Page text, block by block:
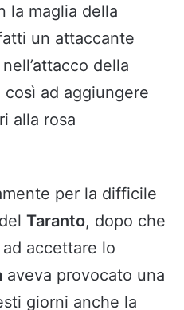
la maglia della
un attaccante
della
ad aggiungere
alla rosa
per la difficile
Taranto, dopo che
accettare lo
aveva provocato una
giorni anche la